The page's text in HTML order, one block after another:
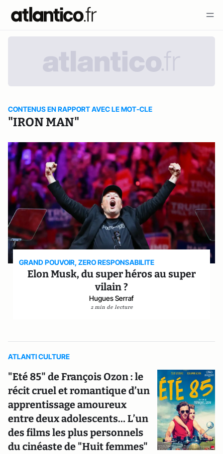
CONTENUS EN RAPPORT AVEC LE MOT-CLE
"IRON MAN"
GRAND POUVOIR, ZERO RESPONSABILITE
Elon Musk, du super héros au super
vilain ?
Hugues Serraf
2 min de lecture
ATLANTI CULTURE
"Eté 85" de François Ozon : le
récit cruel et romantique d’un
apprentissage amoureux
entre deux adolescents… L’un
des films les plus personnels
du cinéaste de "Huit femmes"